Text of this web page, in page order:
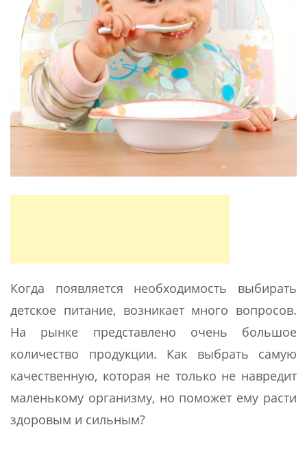
Когда появляется необходимость выбирать
детское питание, возникает много вопросов.
На рынке представлено очень большое
количество продукции. Как выбрать самую
качественную, которая не только не навредит
маленькому организму, но поможет ему расти
здоровым и сильным?